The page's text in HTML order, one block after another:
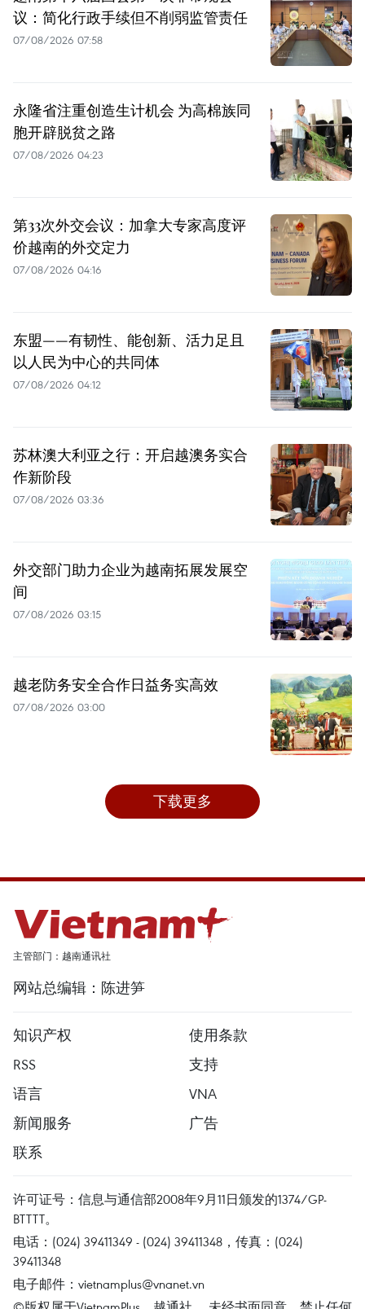
议：简化行政手续但不削弱监管责任
07/08/2026 07:58
永隆省注重创造生计机会 为高棉族同
胞开辟脱贫之路
07/08/2026 04:23
第33次外交会议：加拿大专家高度评
价越南的外交定力
07/08/2026 04:16
东盟——有韧性、能创新、活力足且
以人民为中心的共同体
07/08/2026 04:12
苏林澳大利亚之行：开启越澳务实合
作新阶段
07/08/2026 03:36
外交部门助力企业为越南拓展发展空
间
07/08/2026 03:15
越老防务安全合作日益务实高效
07/08/2026 03:00
下载更多
主管部门：越南通讯社
网站总编辑：陈进笋
知识产权
使用条款
RSS
支持
语言
VNA
新闻服务
广告
联系
许可证号：信息与通信部2008年9月11日颁发的1374/GP-
BTTTT。
电话：(024) 39411349 - (024) 39411348，传真：(024)
39411348
电子邮件： vietnamplus@vnanet.vn